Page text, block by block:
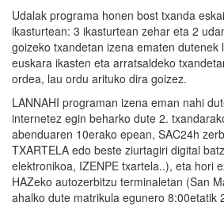
Udalak programa honen bost txanda
ikasturtean: 3 ikasturtean zehar eta 2
goizeko txandetan izena ematen dutenek
euskara ikasten eta arratsaldeko
ordea, lau ordu arituko dira goizez.
LANNAHI programan izena eman nahi
internetez egin beharko dute 2.
abenduaren 10erako epean, SAC24h
TXARTELA edo beste ziurtagiri digital
elektronikoa, IZENPE txartela..), eta hori
HAZeko autozerbitzu terminaletan (San
ahalko dute matrikula egunero 8:00etatik